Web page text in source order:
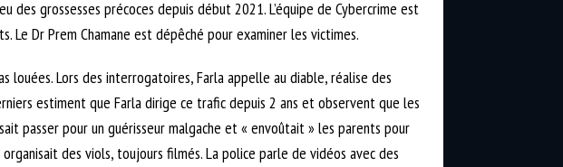
grossesses précoces depuis début 2021. L’équipe de Cybercrime est
Dr Prem Chamane est dépêché pour examiner les victimes.
louées. Lors des interrogatoires, Farla appelle au diable, réalise des
estiment que Farla dirige ce trafic depuis 2 ans et observent que les
passer pour un guérisseur malgache et « envoûtait » les parents pour
des viols, toujours filmés. La police parle de vidéos avec des